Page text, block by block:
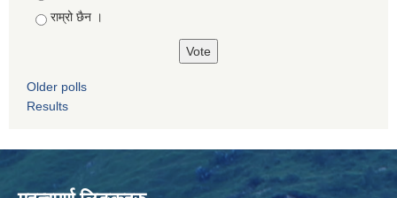
राम्रो छैन ।
Older polls
Results